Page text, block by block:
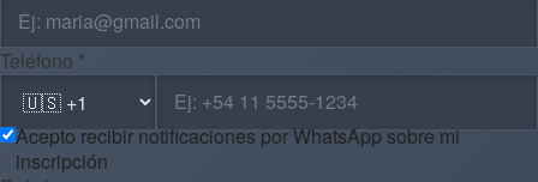
Teléfono *
Acepto recibir notificaciones por WhatsApp sobre mi
inscripción